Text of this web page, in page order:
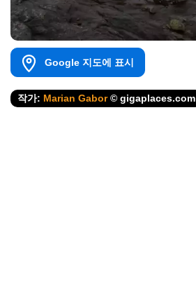
Google 지도에 표시
작가: Marian Gabor© gigaplaces.com